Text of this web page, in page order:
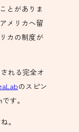
とがありま
メリカへ留
カの制度が
れる完全オ
のスピン
す。
。